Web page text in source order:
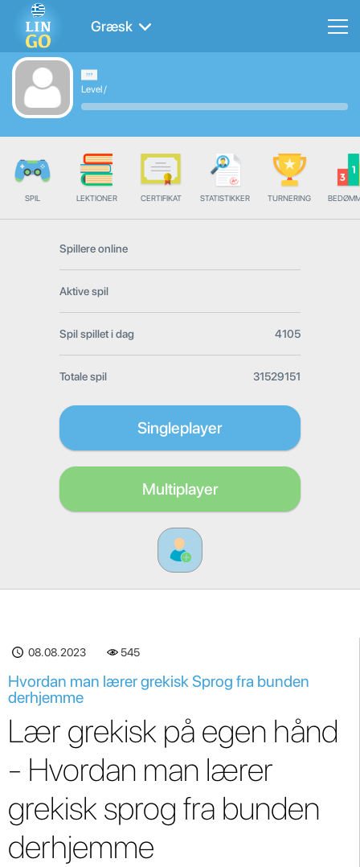
Græsk
Level/
SPIL LEKTIONER CERTIFIKAT STATISTIKKER TURNERING
Spillere online
Aktive spil
Spil spillet i dag 4105
Totale spil 31529151
Singleplayer
Multiplayer
08.08.2023 545
Hvordan man lærer grekisk Sprog fra bunden
derhjemme
Lær grekisk på egen hånd
- Hvordan man lærer
grekisk sprog fra bunden
derhjemme